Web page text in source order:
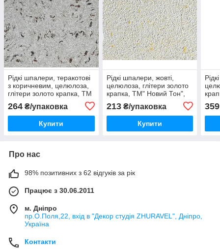
Рідкі шпалери, теракотові
з коричневим, целюлоза,
глітери золото крапка, ТМ
264 ₴/упаковка
Купити
Рідкі шпалери, жовті,
целюлоза, глітери золото
крапка, ТМ" Новий Тон",
213₴/упаковка
Купити
359
Про нас
98% позитивних з 62 відгуків за рік
Працює з 30.06.2011
м. Дніпро
пр.О.Поля,22, вхід в "Декор студія ZHURAVEL", Дніпро,
Україна
Контакти